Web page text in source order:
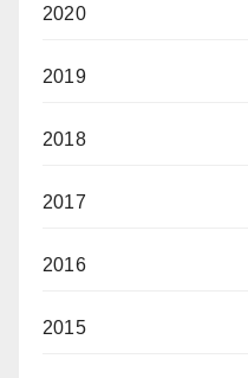
2020
2019
2018
2017
2016
2015